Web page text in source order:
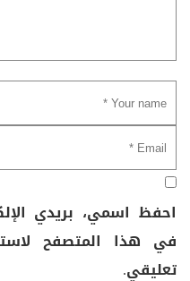
احفظ اسمي، بريدي
في هذا المتصفح
تعليقي.